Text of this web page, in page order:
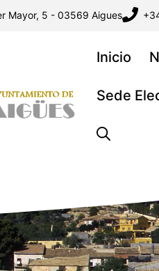
Mayor, 5 - 03569 Aigues
Inicio
Sede